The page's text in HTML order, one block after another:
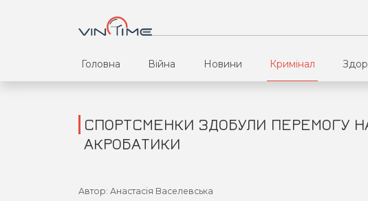
Головна Війна Новини Кримінал
СПОРТСМЕНКИ ЗДОБУЛИ ПЕРЕМОГУ
АКРОБАТИКИ
Автор: Анастасія Васелевська